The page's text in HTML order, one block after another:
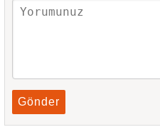
Gönder